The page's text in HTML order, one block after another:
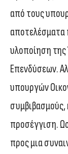
από τους
υλοποίηση
Επενδύσεων.
υπουργών
προσέγγιση.
προς μια